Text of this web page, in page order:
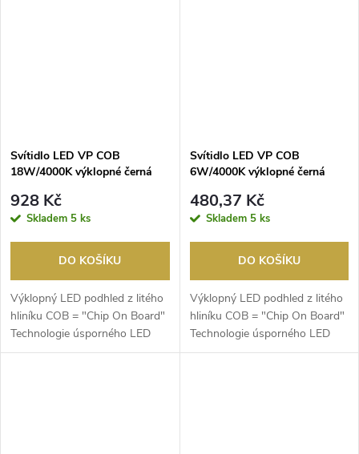
Svítidlo LED VP COB
18W/4000K výklopné černá
928 Kč
Skladem 5 ks
DO KOŠÍKU
Výklopný LED podhled z litého
hliníku COB = "Chip On Board"
Technologie úsporného LED
multichipu s v...
Svítidlo LED VP COB
6W/4000K výklopné černá
480,37 Kč
Skladem 5 ks
DO KOŠÍKU
Výklopný LED podhled z litého
hliníku COB = "Chip On Board"
Technologie úsporného LED
multichipu s v...